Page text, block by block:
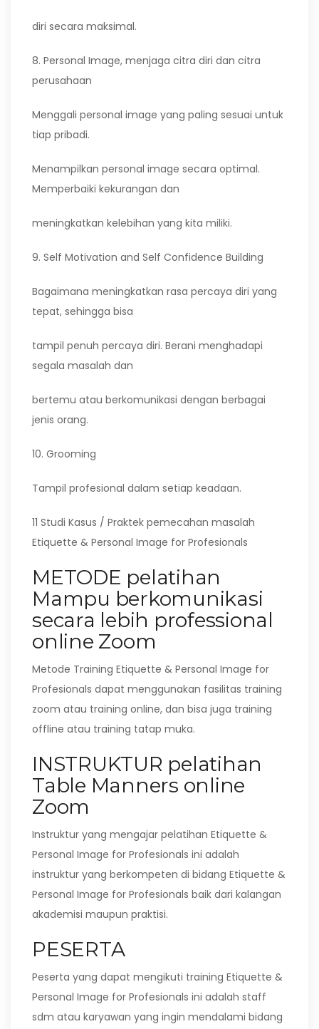
diri secara maksimal.
8. Personal Image, menjaga citra diri dan citra
perusahaan
Menggali personal image yang paling sesuai untuk
tiap pribadi.
Menampilkan personal image secara optimal.
Memperbaiki kekurangan dan
meningkatkan kelebihan yang kita miliki.
9. Self Motivation and Self Confidence Building
Bagaimana meningkatkan rasa percaya diri yang
tepat, sehingga bisa
tampil penuh percaya diri. Berani menghadapi
segala masalah dan
bertemu atau berkomunikasi dengan berbagai
jenis orang.
10. Grooming
Tampil profesional dalam setiap keadaan.
11 Studi Kasus / Praktek pemecahan masalah
Etiquette & Personal Image for Profesionals
METODE pelatihan
Mampu berkomunikasi
secara lebih professional
online Zoom
Metode Training Etiquette & Personal Image for
Profesionals dapat menggunakan fasilitas training
zoom atau training online, dan bisa juga training
offline atau training tatap muka.
INSTRUKTUR pelatihan
Table Manners online
Zoom
Instruktur yang mengajar pelatihan Etiquette &
Personal Image for Profesionals ini adalah
instruktur yang berkompeten di bidang Etiquette &
Personal Image for Profesionals baik dari kalangan
akademisi maupun praktisi.
PESERTA
Peserta yang dapat mengikuti training Etiquette &
Personal Image for Profesionals ini adalah staff
sdm atau karyawan yang ingin mendalami bidang